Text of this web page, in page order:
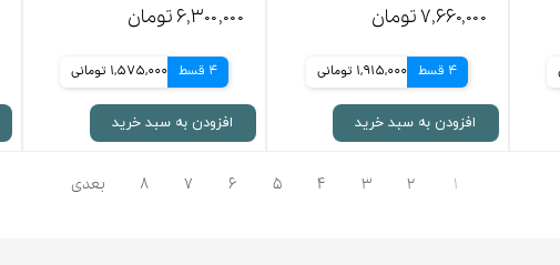
۷,۶۶۰,۰۰۰ تومان
4 قسط 1,915,000 تومانی
افزودن به سبد خرید
۶,۳۰۰,۰۰۰ تومان
4 قسط 1,575,000 تومانی
افزودن به سبد خرید
۱ ۲ ۳ ۴ ۵ ۶ ۷ ۸ بعدی